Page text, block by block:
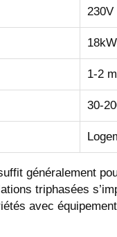
230V
1-2
30-
généralement
triphasées
avec